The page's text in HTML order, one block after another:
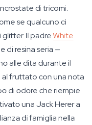
di tricomi.
se qualcuno ci
Il padreWhite
di resina seria —
alle dita durante il
fruttato con una nota
di odore che riempie
una Jack Herer a
di famiglia nella